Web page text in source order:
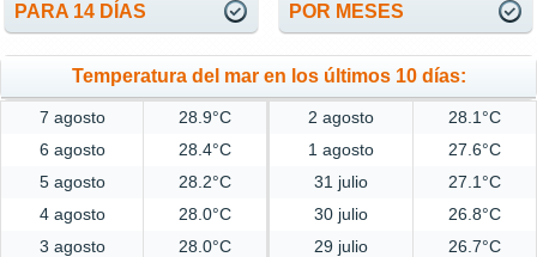
PARA 14 DÍAS POR MESES
Temperatura del mar en los últimos 10 días:
7 agosto 28.9°C 2 agosto
28.1°C
6 agosto
28.4°C 1 agosto
27.6°C
5 agosto
28.2°C 31 julio
27.1°C
4 agosto
28.0°C 30 julio
26.8°C
3 agosto
28.0°C 29 julio 26.7°C